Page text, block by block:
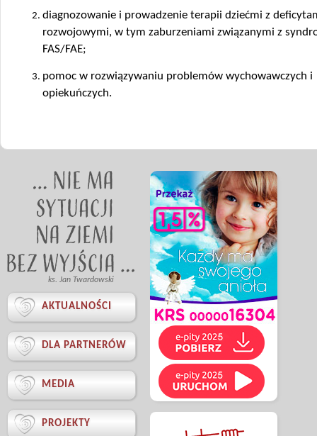
diagnozowanie i prowadzenie terapii dziećmi z
rozwojowymi, w tym zaburzeniami związanymi z
FAS/FAE;
pomoc w rozwiązywaniu problemów wychowawczych i
opiekuńczych.
ks. Jan Twardowski
 AKTUALNOŚCI
 DLA PARTNERÓW
 MEDIA
 PROJEKTY